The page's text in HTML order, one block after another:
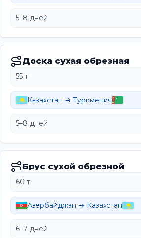
5–8 дней
Доска сухая обрезная
55 т
Казахстан → Туркмения
5–8 дней
Брус сухой обрезной
60 т
Азербайджан → Казахстан
6–7 дней